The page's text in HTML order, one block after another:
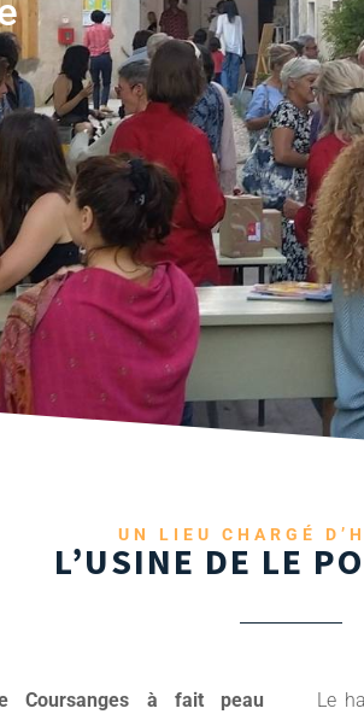
UN LIEU CHARGÉ
L’USINE DE LE
Coursanges à fait peau
Le